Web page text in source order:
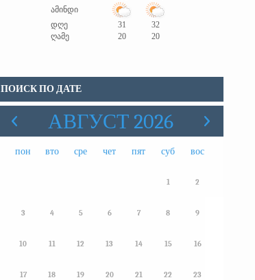
ამინდი
დღე
31
32
ღამე
20 20
ПОИСК ПО ДАТЕ
АВГУСТ 2026
пон вто сре чет пят суб вос
1 2
3 4 5 6 7 8 9
10 11 12 13 14 15 16
17 18 19 20 21 22 23